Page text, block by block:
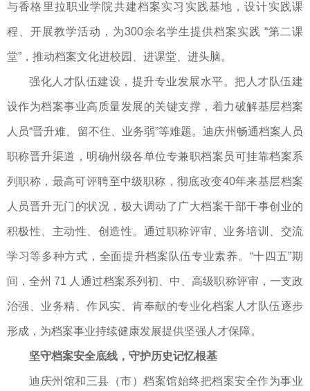
与香格里拉职业学院共建档案实习实践基地，设计实践课
程、开展教学活动，为300余名学生提供档案实践 “第二课
堂”，推动档案文化进校园、进课堂、进头脑。
强化人才队伍建设，提升专业发展水平。把人才队伍建
设作为档案事业高质量发展的关键支撑，着力破解基层档案
人员“晋升难、留不住、业务弱”等难题。迪庆州畅通档案人员
职称晋升渠道，明确州级各单位专兼职档案员可挂靠档案系
列职称，最高可评聘至中级职称，彻底改变40年来基层档案
人员晋升无门的状况，极大调动了广大档案干部干事创业的
积极性、主动性、创造性。通过职称评审、业务培训、交流
学习等多种方式，全面提升档案队伍专业素养。“十四五”期
间，全州 71 人通过档案系列初、中、高级职称评审，一支政
治强、业务精、作风实、肯奉献的专业化档案人才队伍逐步
形成，为档案事业持续健康发展提供坚强人才保障。
坚守档案安全底线，守护历史记忆根基
迪庆州馆和三县（市）档案馆始终把档案安全作为事业